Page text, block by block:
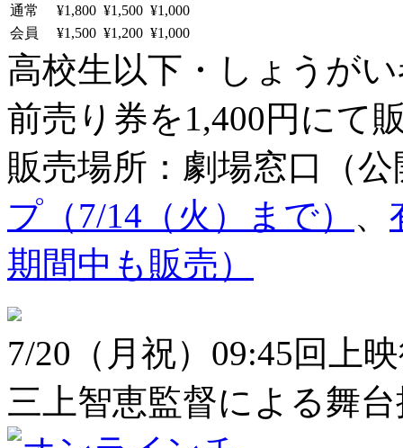
通常
¥1,800 ¥1,500 ¥1,000
会員
¥1,500 ¥1,200 ¥1,000
高校生以下・しょうがい
前売り券を1,400円にて
販売場所：劇場窓口（
プ（7/14（火）まで） 、
期間中も販売）
7/20（月祝）09:45回上
三上智恵監督による舞